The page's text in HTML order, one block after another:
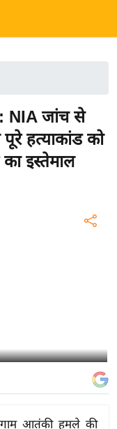
NIA जांच से
हत्याकांड को
इस्तेमाल
आतंकी हमले की